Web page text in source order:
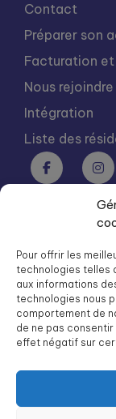
Pour offrir les
technologies telles
aux informations
technologies nous
comportement de
de ne pas
effet négatif sur
Contact
Préparer son
Facturation
Nous rejoindre
Intégration
Liste des
Groupe SOS
ARPAVIE est